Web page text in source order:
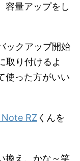
容量アップをし
ックアップ開始
取り付けるよ
使った方がいい
RZくんを
換え、かな～笑